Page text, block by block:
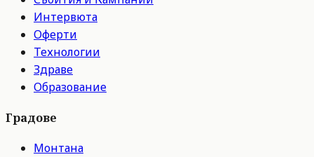
Интервюта
Оферти
Технологии
Здраве
Образование
Градове
Монтана